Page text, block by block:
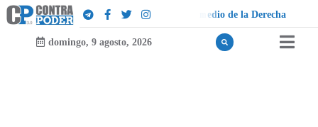
e la Derecha
domingo, 9 agosto, 2026